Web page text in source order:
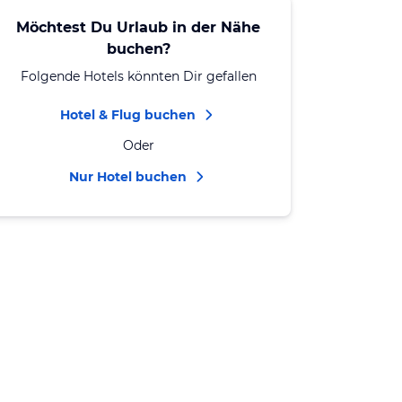
Möchtest Du Urlaub in der Nähe
buchen?
Folgende Hotels könnten Dir gefallen
Hotel & Flug buchen
Oder
Nur Hotel buchen